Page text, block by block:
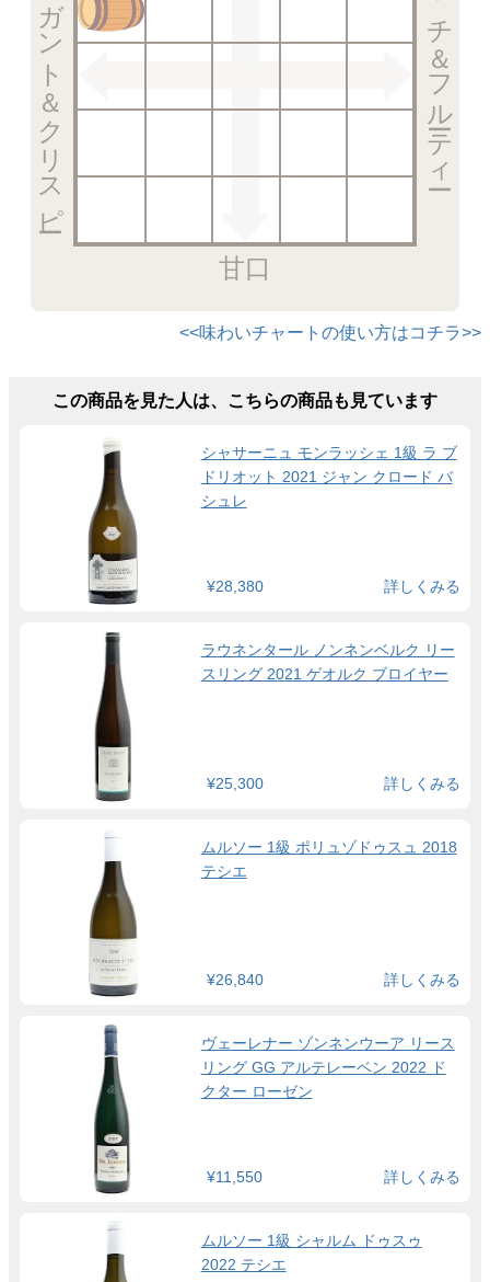
リッチ＆フルーティー
甘口
エレガント＆クリスピー
<<味わいチャートの使い方はコチラ>>
この商品を見た人は、こちらの商品も見ています
シャサーニュ モンラッシェ 1級 ラ ブ
ドリオット 2021 ジャン クロード バ
シュレ
¥28,380 詳しくみる
ラウネンタール ノンネンベルク リー
スリング 2021 ゲオルク ブロイヤー
¥25,300 詳しくみる
ムルソー 1級 ポリュゾドゥスュ 2018
テシエ
¥26,840 詳しくみる
ヴェーレナー ゾンネンウーア リース
リング GG アルテレーベン 2022 ド
クター ローゼン
¥11,550 詳しくみる
ムルソー 1級 シャルム ドゥスゥ
2022 テシエ